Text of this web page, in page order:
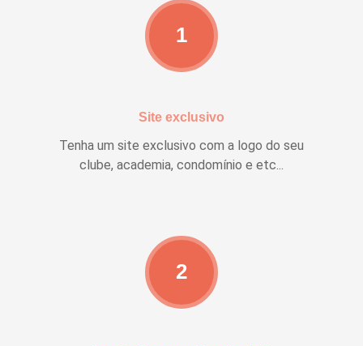
1
Site exclusivo
Tenha um site exclusivo com a logo do seu
clube, academia, condomínio e etc...
2